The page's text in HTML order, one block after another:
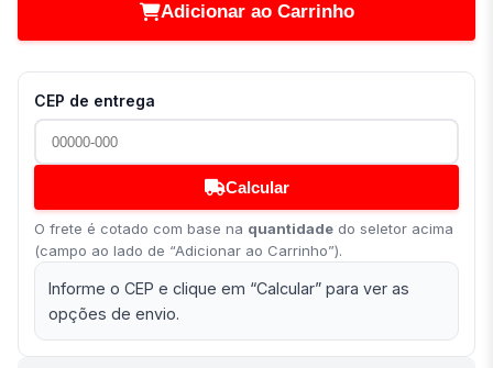
Adicionar ao Carrinho
CEP de entrega
Calcular
O frete é cotado com base na quantidade do seletor acima
(campo ao lado de “Adicionar ao Carrinho”).
Informe o CEP e clique em “Calcular” para ver as
opções de envio.